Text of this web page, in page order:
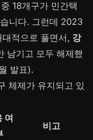
18개구가 민간택
니다. 그런데 2023
적으로 풀면서, 강
남기고 모두 해제했
발표).
체제가 유지되고 있
여
비고